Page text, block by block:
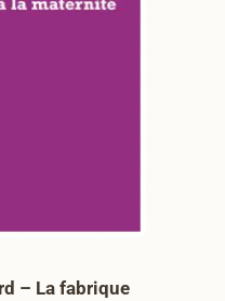
– La fabrique